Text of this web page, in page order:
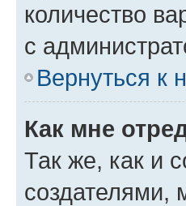
количество
с
Вернуться к
Как мне
Так же, как и
создателями,